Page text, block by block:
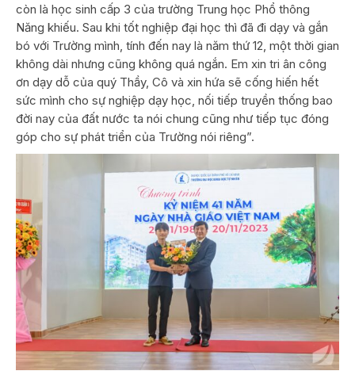
còn là học sinh cấp 3 của trường Trung học Phổ thông
Năng khiếu. Sau khi tốt nghiệp đại học thì đã đi dạy và gắn
bó với Trường mình, tính đến nay là năm thứ 12, một thời gian
không dài nhưng cũng không quá ngắn. Em xin tri ân công
ơn dạy dỗ của quý Thầy, Cô và xin hứa sẽ cống hiến hết
sức mình cho sự nghiệp dạy học, nối tiếp truyền thống bao
đời nay của đất nước ta nói chung cũng như tiếp tục đóng
góp cho sự phát triển của Trường nói riêng”.